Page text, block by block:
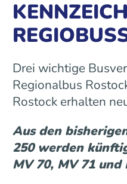
Drei wichtige
Regionalbus
Rostock erhalten
Aus den
250 werden
MV 70, MV 71 und